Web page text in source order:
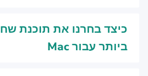
כיצד בחרנו את תוכנת
ביותר עבור Mac